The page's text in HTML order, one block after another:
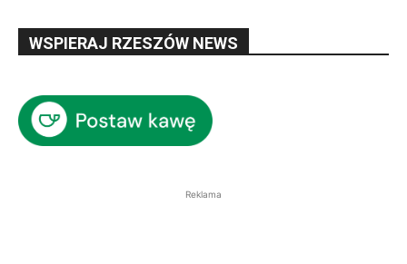
WSPIERAJ RZESZÓW NEWS
Reklama